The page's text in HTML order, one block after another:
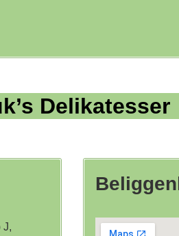
Delikatesser
J,